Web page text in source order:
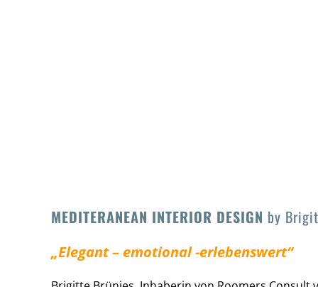
MEDITERANEAN INTERIOR DESIGN by
„Elegant – emotional -erlebenswert“